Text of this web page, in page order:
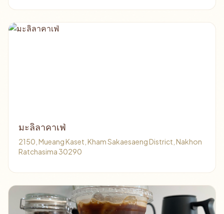
มะลิลาคาเฟ่
2150, Mueang Kaset, Kham Sakaesaeng District, Nakhon
Ratchasima 30290